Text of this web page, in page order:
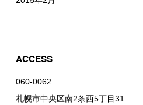
ACCESS
060-0062
札幌市中央区南2条西5丁目31